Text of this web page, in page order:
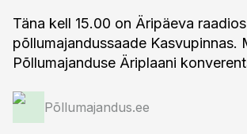
Täna kell 15.00 on Äripäeva raadios
põllumajandussaade Kasvupinnas.
Põllumajanduse Äriplaani
Põllumajandus.ee